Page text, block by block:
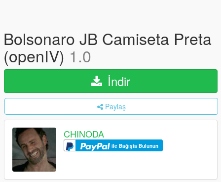
Bolsonaro JB Camiseta Preta
(openIV) 1.0
İndir
Paylaş
CHINODA
ile Bağışta Bulunun